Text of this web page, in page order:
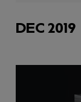
DEC 2019